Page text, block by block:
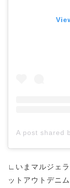
∟いまマルジェ
ットアウトデニ